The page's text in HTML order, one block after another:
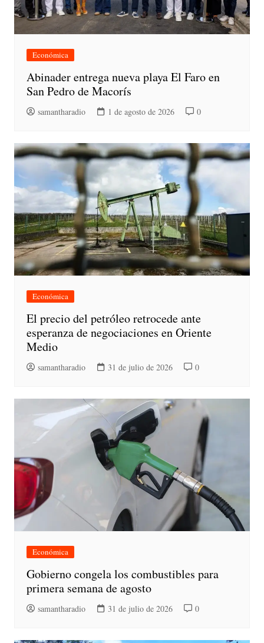
Económica
Abinader entrega nueva playa El Faro en
San Pedro de Macorís
samantharadio 1 de agosto de 2026 0
Económica
El precio del petróleo retrocede ante
esperanza de negociaciones en Oriente
Medio
samantharadio 31 de julio de 2026 0
Económica
Gobierno congela los combustibles para
primera semana de agosto
samantharadio 31 de julio de 2026 0